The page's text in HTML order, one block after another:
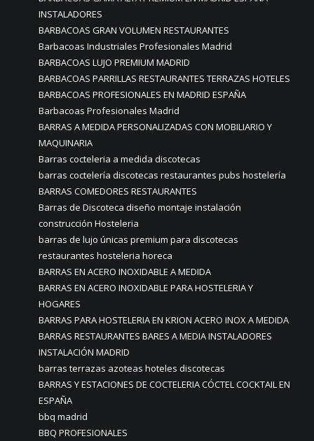
INSTALADORES
BARBACOAS GRAN VOLUMEN RESTAURANTES
Barbacoas Industriales Profesionales Madrid
BARBACOAS LUJO PREMIUM MADRID
BARBACOAS PARRILLAS RESTAURANTES TERRAZAS HOTELES
BARBACOAS PROFESIONALES EN MADRID ESPAÑA
Barbacoas Profesionales Madrid
BARRAS A MEDIDA PERSONALIZADAS CON MOBILIARIO Y
MAQUINARIA
Barras cocteleria a medida discotecas
barras coctelería discotecas restaurantes pubs hostelería
BARRAS COMEDORES RESTAURANTES
Barras de Discoteca diseño montaje instalación
construcción Hosteleria
barras de lujo únicas premium para discotecas
restaurantes hosteleria horeca
BARRAS EN ACERO INOXIDABLE A MEDIDA
BARRAS EN ACERO INOXIDABLE PARA HOSTELERIA Y
HOGARES
BARRAS PARA HOSTELERIA EN KRION ACERO INOX A MEDIDA
BARRAS RESTAURANTES BARES A MEDIA INSTALADORES
INSTALACIÓN MADRID
barras terrazas azoteas hoteles discotecas
BARRAS Y ESTACIONES DE COCTELERIA CÓCTEL COCKTAIL EN
ESPAÑA
bbq madrid
BBQ PROFESIONALES